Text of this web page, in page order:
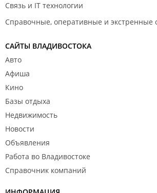
Связь и IT технологии
Справочные, оперативные и экстренные
САЙТЫ ВЛАДИВОСТОКА
Авто
Афиша
Кино
Базы отдыха
Недвижимость
Новости
Объявления
Работа во Владивостоке
Справочник компаний